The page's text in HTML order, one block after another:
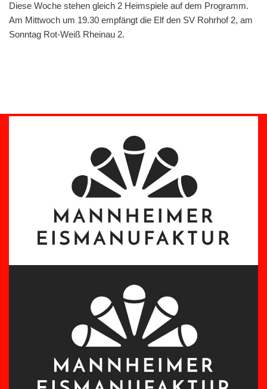
Diese Woche stehen gleich 2 Heimspiele auf dem Programm.
Am Mittwoch um 19.30 empfängt die Elf den SV Rohrhof 2, am
Sonntag Rot-Weiß Rheinau 2.